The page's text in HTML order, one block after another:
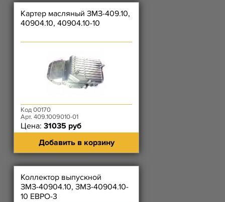
Картер масляный ЗМЗ-409.10,
40904.10, 40904.10-10
Код 00170
Арт. 409.1009010-01
Цена: 31035 руб
Добавить в корзину
Коллектор выпускной
ЗМЗ-40904.10, ЗМЗ-40904.10-
10 ЕВРО-3